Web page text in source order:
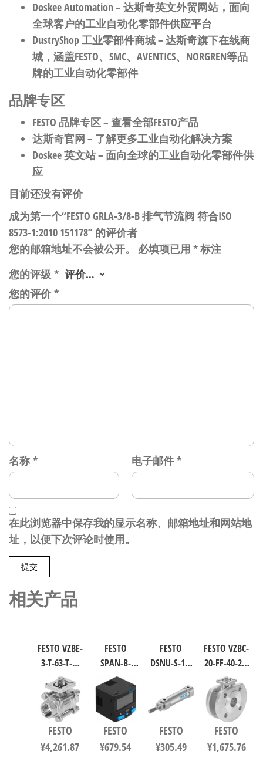
Doskee Automation– 达斯奇英文外贸网站，面向
全球客户的工业自动化零部件供应平台
DustryShop 工业零部件商城– 达斯奇旗下在线商
城，涵盖FESTO、SMC、AVENTICS、NORGREN等品
牌的工业自动化零部件
品牌专区
FESTO 品牌专区– 查看全部FESTO产品
达斯奇官网 – 了解更多工业自动化解决方案
Doskee 英文站– 面向全球的工业自动化零部件供
应
目前还没有评价
成为第一个“FESTO GRLA-3/8-B 排气节流阀 符合ISO
8573-1:2010 151178” 的评价者
您的邮箱地址不会被公开。
必填项已用 *标注
您的评级 *
您的评价*
名称 * 电子邮件 *
在此浏览器中保存我的显示名称、邮箱地址和网站地
址，以便下次评论时使用。
相关产品
FESTO VZBE-
3-T-63-T-2-
F0710-
V15V16 不
锈钢球阀
行程63mm
符合ISO
5211 0710
FESTO
¥4,261.87
FESTO
SPAN-B-
B11R-Q4-
PN-L1+2.5S
传感器/连
接电缆
8114774
FESTO
¥679.54
FESTO
DSNU-S-16-
气缸 行程
40mm 缸径
ISO 6432 /
CETOP RP 52
FESTO
¥305.49
FESTO VZBC-
20-FF-40-22-
F0304-V4V4T
电磁阀/控
制阀 规格
20，行程
40mm
1692200
FESTO
¥1,675.76